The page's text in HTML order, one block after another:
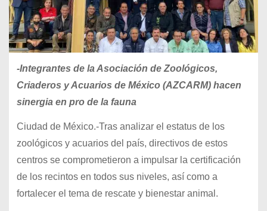
-Integrantes de la Asociación de Zoológicos,
Criaderos y Acuarios de México (AZCARM) hacen
sinergia en pro de la fauna
Ciudad de México.-Tras analizar el estatus de los
zoológicos y acuarios del país, directivos de estos
centros se comprometieron a impulsar la certificación
de los recintos en todos sus niveles, así como a
fortalecer el tema de rescate y bienestar animal.